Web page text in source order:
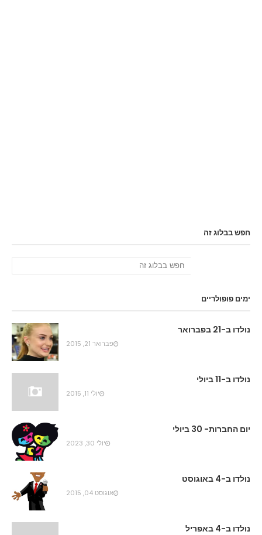
חפש בבלוג זה
ימים פופולריים
נולדו ב-21 בפברואר
פברואר 21, 2015
נולדו ב-11 ביולי
יולי 11, 2015
יום החברות- 30 ביולי
יולי 30, 2023
נולדו ב-4 באוגוסט
אוגוסט 04, 2015
נולדו ב-4 באפריל